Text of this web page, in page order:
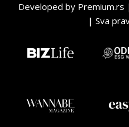
Developed by Premium.rs
| Sva